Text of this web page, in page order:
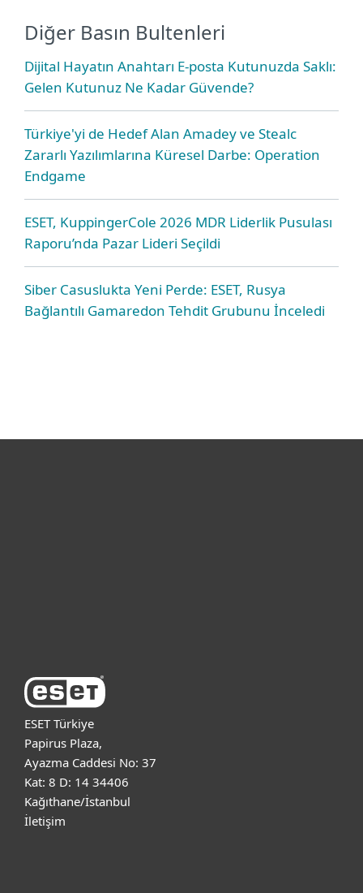
Diğer Basın Bultenleri
Dijital Hayatın Anahtarı E-posta Kutunuzda Saklı:
Gelen Kutunuz Ne Kadar Güvende?
Türkiye'yi de Hedef Alan Amadey ve Stealc
Zararlı Yazılımlarına Küresel Darbe: Operation
Endgame
ESET, KuppingerCole 2026 MDR Liderlik Pusulası
Raporu’nda Pazar Lideri Seçildi
Siber Casuslukta Yeni Perde: ESET, Rusya
Bağlantılı Gamaredon Tehdit Grubunu İnceledi
ESET Türkiye
Papirus Plaza,
Ayazma Caddesi No: 37
Kat: 8 D: 14 34406
Kağıthane/İstanbul
İletişim